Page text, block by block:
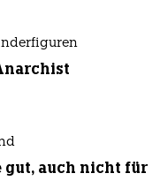
auch nicht für